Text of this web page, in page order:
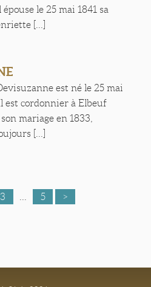
le 25 mai 1841 sa
[...]
est né le 25 mai
est cordonnier à Elbeuf
mariage en 1833,
[...]
3 5 >